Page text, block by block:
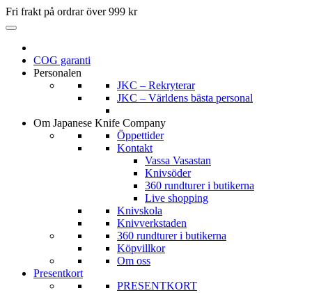
Fri frakt på ordrar över 999 kr
COG garanti
Personalen
JKC – Rekryterar
JKC – Världens bästa personal
Om Japanese Knife Company
Öppettider
Kontakt
Vassa Vasastan
Knivsöder
360 rundturer i butikerna
Live shopping
Knivskola
Knivverkstaden
360 rundturer i butikerna
Köpvillkor
Om oss
Presentkort
PRESENTKORT